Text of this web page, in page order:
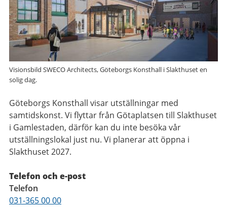
Visionsbild SWECO Architects, Göteborgs Konsthall i Slakthuset en
solig dag.
Göteborgs Konsthall visar utställningar med
samtidskonst. Vi flyttar från Götaplatsen till Slakthuset
i Gamlestaden, därför kan du inte besöka vår
utställningslokal just nu. Vi planerar att öppna i
Slakthuset 2027.
Telefon och e-post
Telefon
031-365 00 00